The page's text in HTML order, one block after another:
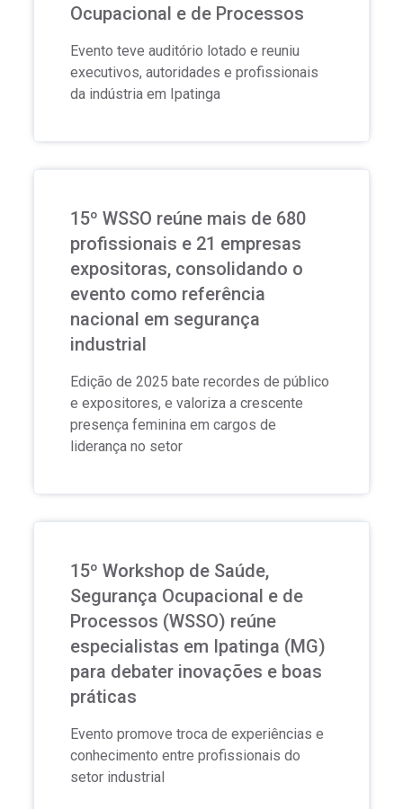
Ocupacional e de Processos
Evento teve auditório lotado e reuniu
executivos, autoridades e profissionais
da indústria em Ipatinga
15º WSSO reúne mais de 680
profissionais e 21 empresas
expositoras, consolidando o
evento como referência
nacional em segurança
industrial
Edição de 2025 bate recordes de público
e expositores, e valoriza a crescente
presença feminina em cargos de
liderança no setor
15º Workshop de Saúde,
Segurança Ocupacional e de
Processos (WSSO) reúne
especialistas em Ipatinga (MG)
para debater inovações e boas
práticas
Evento promove troca de experiências e
conhecimento entre profissionais do
setor industrial